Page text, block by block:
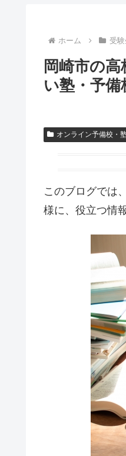
ホーム 受
岡崎市の
い塾・予備
オンライン予備校・
このブログでは
様に、役立つ情